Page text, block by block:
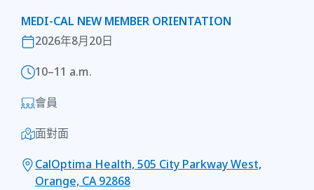
MEDI-CAL NEW MEMBER ORIENTATION
2026年8月20日
10–11 a.m.
會員
面對面
CalOptima Health, 505 City Parkway West,
Orange, CA 92868